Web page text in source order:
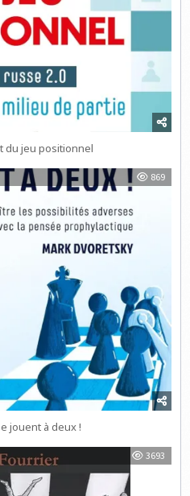
du jeu positionnel
869
jouent à deux !
3693